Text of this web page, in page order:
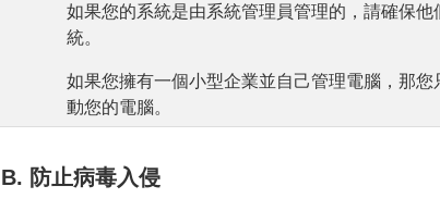
如果您的系統是由系統管理員管理的，請確保
統。
如果您擁有一個小型企業並自己管理電腦，那
動您的電腦。
B. 防止病毒入侵